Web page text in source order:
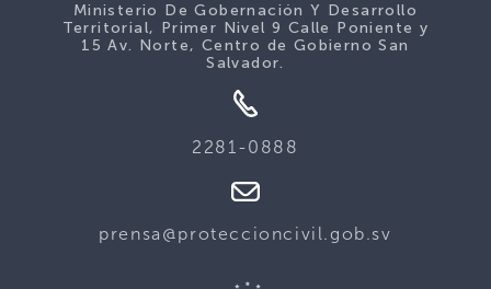
Ministerio De Gobernación Y Desarrollo
Territorial, Primer Nivel 9 Calle Poniente y
15 Av. Norte, Centro de Gobierno San
Salvador.
2281-0888
prensa@proteccioncivil.gob.sv